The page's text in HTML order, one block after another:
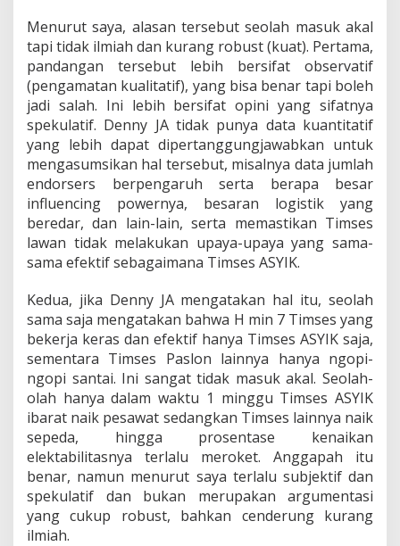
Menurut saya, alasan tersebut seolah masuk akal
tapi tidak ilmiah dan kurang robust (kuat). Pertama,
pandangan tersebut lebih bersifat observatif
(pengamatan kualitatif), yang bisa benar tapi boleh
jadi salah. Ini lebih bersifat opini yang sifatnya
spekulatif. Denny JA tidak punya data kuantitatif
yang lebih dapat dipertanggungjawabkan untuk
mengasumsikan hal tersebut, misalnya data jumlah
endorsers berpengaruh serta berapa besar
influencing powernya, besaran logistik yang
beredar, dan lain-lain, serta memastikan Timses
lawan tidak melakukan upaya-upaya yang sama-
sama efektif sebagaimana Timses ASYIK.
Kedua, jika Denny JA mengatakan hal itu, seolah
sama saja mengatakan bahwa H min 7 Timses yang
bekerja keras dan efektif hanya Timses ASYIK saja,
sementara Timses Paslon lainnya hanya ngopi-
ngopi santai. Ini sangat tidak masuk akal. Seolah-
olah hanya dalam waktu 1 minggu Timses ASYIK
ibarat naik pesawat sedangkan Timses lainnya naik
sepeda, hingga prosentase kenaikan
elektabilitasnya terlalu meroket. Anggapah itu
benar, namun menurut saya terlalu subjektif dan
spekulatif dan bukan merupakan argumentasi
yang cukup robust, bahkan cenderung kurang
ilmiah.